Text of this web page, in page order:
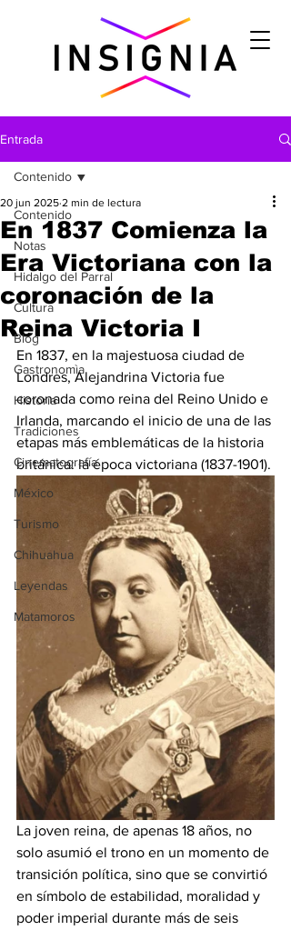
Entrada
Contenido
Notas
Hidalgo del Parral
Cultura
Blog
Gastronomìa
Historia
Tradiciones
Cinematografía
México
Turismo
Chihuahua
Leyendas
Matamoros
Contenido
En 1837 Comienza la
Era Victoriana con la
coronación de la
Reina Victoria I
20 jun 2025 2 min de lectura
En 1837, en la majestuosa ciudad de
Londres, Alejandrina Victoria fue
coronada como reina del Reino Unido e
Irlanda, marcando el inicio de una de las
etapas más emblemáticas de la historia
británica: la época victoriana (1837-1901).
La joven reina, de apenas 18 años, no
solo asumió el trono en un momento de
transición política, sino que se convirtió
en símbolo de estabilidad, moralidad y
poder imperial durante más de seis